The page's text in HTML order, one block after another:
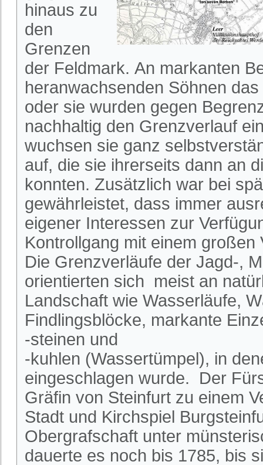
hinaus zu
den
Grenzen
der Feldmark. An markanten
heranwachsenden Söhnen
oder sie wurden gegen
nachhaltig den Grenzverlauf
wuchsen sie ganz
auf, die sie ihrerseits dann an
konnten. Zusätzlich war bei
gewährleistet, dass immer
eigener Interessen zur
Kontrollgang mit einem
Die Grenzverläufe der Jagd-,
orientierten sich meist an
Landschaft wie Wasserläufe,
Findlingsblöcke, markante
-steinen und
-kuhlen (Wassertümpel), in
eingeschlagen wurde. Der
Gräfin von Steinfurt zu einem
Stadt und Kirchspiel
Obergrafschaft unter
dauerte es noch bis 1785, bis